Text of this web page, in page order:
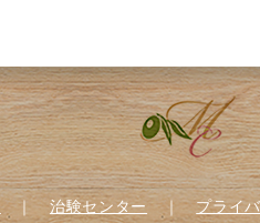
｜治験センター ｜プライ